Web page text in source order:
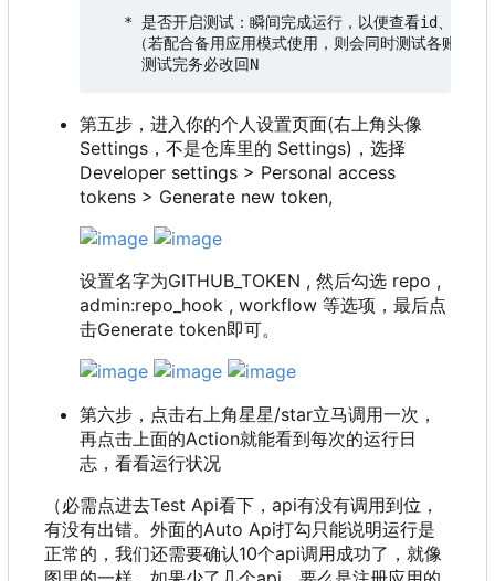
* 是否开启测试：瞬间完成运行，以便查看id、机密
（若配合备用应用模式使用，则会同时测试各账号
第五步，进入你的个人设置页面(右上角头像
Settings，不是仓库里的 Settings)，选择
Developer settings > Personal access
tokens > Generate new token,
设置名字为GITHUB_TOKEN , 然后勾选 repo ,
admin:repo_hook , workflow 等选项，最后点
击Generate token即可。
第六步，点击右上角星星/star立马调用一次，
再点击上面的Action就能看到每次的运行日
志，看看运行状况
（必需点进去Test Api看下，api有没有调用到位，
有没有出错。外面的Auto Api打勾只能说明运行是
正常的，我们还需要确认10个api调用成功了，就像